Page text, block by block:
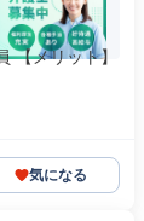
【メリット】
気になる